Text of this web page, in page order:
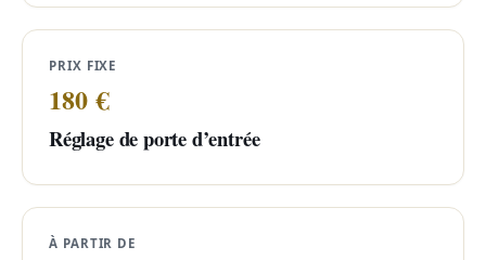
PRIX FIXE
180 €
Réglage de porte d’entrée
À PARTIR DE